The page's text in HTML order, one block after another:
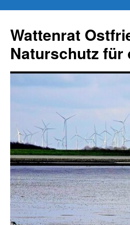
springen
Wattenrat
Naturschutz für